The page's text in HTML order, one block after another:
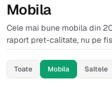
Mobila
Cele mai bune mobila din
raport pret-calitate, nu pe
Toate Mobila Saltele